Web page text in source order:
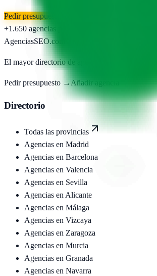
Pedir presupuesto gratis
+1.650 agencias publicadas
AgenciasSEO.com
El mayor directorio de agencias SEO,
Pedir presupuesto →Añadir agencia
Directorio
Todas las provincias
Agencias en Madrid
Agencias en Barcelona
Agencias en Valencia
Agencias en Sevilla
Agencias en Alicante
Agencias en Málaga
Agencias en Vizcaya
Agencias en Zaragoza
Agencias en Murcia
Agencias en Granada
Agencias en Navarra